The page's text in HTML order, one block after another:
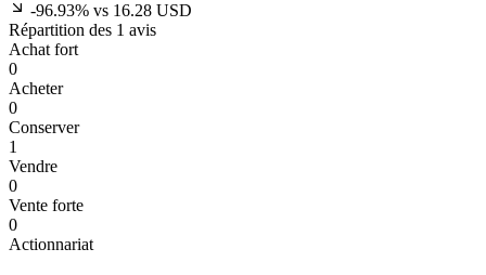
-96.93% vs 16.28 USD
Répartition des 1 avis
Achat fort
0
Acheter
0
Conserver
1
Vendre
0
Vente forte
0
Actionnariat